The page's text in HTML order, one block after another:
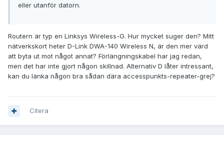
eller utanför datorn.
Routern är typ en Linksys Wireless-G. Hur mycket suger den? Mitt
nätverkskort heter D-Link DWA-140 Wireless N, är den mer värd
att byta ut mot något annat? Förlängningskabel har jag redan,
men det har inte gjort någon skillnad. Alternativ D låter intressant,
kan du länka någon bra sådan dära accesspunkts-repeater-grej?
Citera